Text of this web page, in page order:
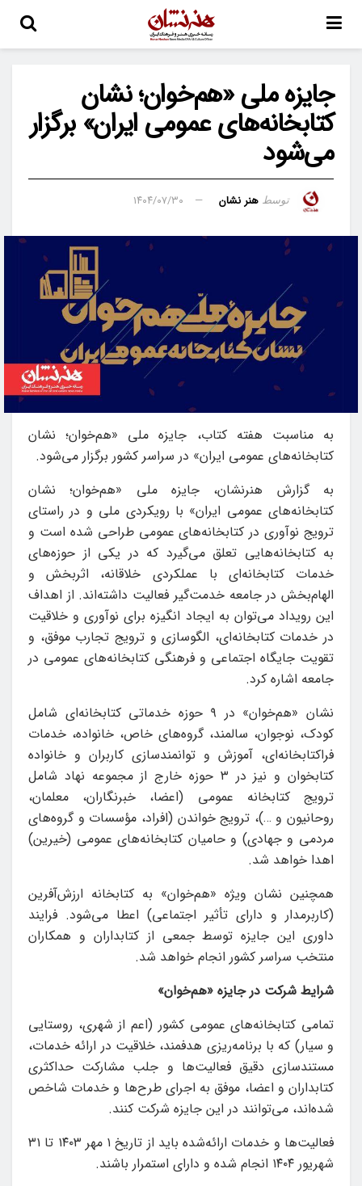
جایزه ملی «هم‌خوان؛ نشان
کتابخانه‌های عمومی ایران» برگزار
می‌شود
توسط هنر نشان ۱۴۰۴/۰۷/۳۰
به مناسبت هفته کتاب، جایزه ملی «هم‌خوان؛ نشان
کتابخانه‌های عمومی ایران» در سراسر کشور برگزار می‌شود.
به گزارش هنرنشان، جایزه ملی «هم‌خوان؛ نشان
کتابخانه‌های عمومی ایران» با رویکردی ملی و در راستای
ترویج نوآوری در کتابخانه‌های عمومی طراحی شده است و
به کتابخانه‌هایی تعلق می‌گیرد که در یکی از حوزه‌های
خدمات کتابخانه‌ای با عملکردی خلاقانه، اثربخش و
الهام‌بخش در جامعه خدمت‌گیر فعالیت داشته‌اند. از اهداف
این رویداد می‌توان به ایجاد انگیزه برای نوآوری و خلاقیت
در خدمات کتابخانه‌ای، الگوسازی و ترویج تجارب موفق، و
تقویت جایگاه اجتماعی و فرهنگی کتابخانه‌های عمومی در
جامعه اشاره کرد.
نشان «هم‌خوان» در ۹ حوزه خدماتی کتابخانه‌ای شامل
کودک، نوجوان، سالمند، گروه‌های خاص، خانواده، خدمات
فراکتابخانه‌ای، آموزش و توانمندسازی کاربران و خانواده
کتابخوان و نیز در ۳ حوزه خارج از مجموعه نهاد شامل
ترویج کتابخانه عمومی (اعضا، خبرنگاران، معلمان،
روحانیون و …)، ترویج خواندن (افراد، مؤسسات و گروه‌های
مردمی و جهادی) و حامیان کتابخانه‌های عمومی (خیرین)
اهدا خواهد شد.
همچنین نشان ویژه «هم‌خوان» به کتابخانه ارزش‌آفرین
(کاربرمدار و دارای تأثیر اجتماعی) اعطا می‌شود. فرایند
داوری این جایزه توسط جمعی از کتابداران و همکاران
منتخب سراسر کشور انجام خواهد شد.
شرایط شرکت در جایزه «هم‌خوان»
تمامی کتابخانه‌های عمومی کشور (اعم از شهری، روستایی
و سیار) که با برنامه‌ریزی هدفمند، خلاقیت در ارائه خدمات،
مستندسازی دقیق فعالیت‌ها و جلب مشارکت حداکثری
کتابداران و اعضا، موفق به اجرای طرح‌ها و خدمات شاخص
شده‌اند، می‌توانند در این جایزه شرکت کنند.
فعالیت‌ها و خدمات ارائه‌شده باید از تاریخ ۱ مهر ۱۴۰۳ تا ۳۱
شهریور ۱۴۰۴ انجام شده و دارای استمرار باشند.